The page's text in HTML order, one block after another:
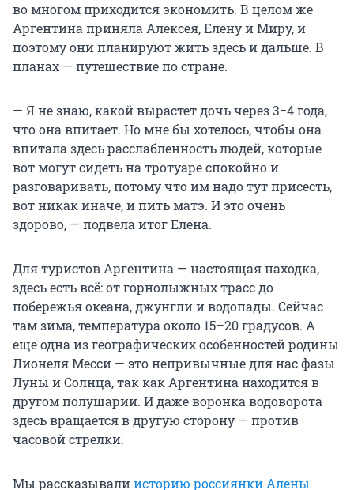
во многом приходится экономить. В целом же
Аргентина приняла Алексея, Елену и Миру, и
поэтому они планируют жить здесь и дальше. В
планах — путешествие по стране.
— Я не знаю, какой вырастет дочь через 3−4 года,
что она впитает. Но мне бы хотелось, чтобы она
впитала здесь расслабленность людей, которые
вот могут сидеть на тротуаре спокойно и
разговаривать, потому что им надо тут присесть,
вот никак иначе, и пить матэ. И это очень
здорово, — подвела итог Елена.
Для туристов Аргентина — настоящая находка,
здесь есть всё: от горнолыжных трасс до
побережья океана, джунгли и водопады. Сейчас
там зима, температура около 15–20 градусов. А
еще одна из географических особенностей родины
Лионеля Месси — это непривычные для нас фазы
Луны и Солнца, так как Аргентина находится в
другом полушарии. И даже воронка водоворота
здесь вращается в другую сторону — против
часовой стрелки.
Мы рассказывалиисторию россиянки Алены